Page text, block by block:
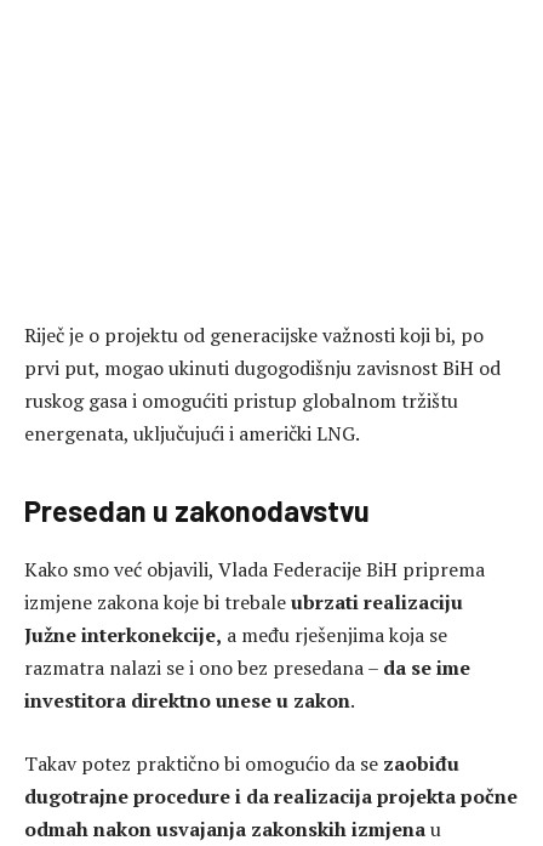
Riječ je o projektu od generacijske važnosti koji bi, po
prvi put, mogao ukinuti dugogodišnju zavisnost BiH od
ruskog gasa i omogućiti pristup globalnom tržištu
energenata, uključujući i američki LNG.
Presedan u zakonodavstvu
Kako smo već objavili, Vlada Federacije BiH priprema
izmjene zakona koje bi trebaleubrzati realizaciju
Južne interkonekcije, a među rješenjima koja se
razmatra nalazi se i ono bez presedana – da se ime
investitora direktno unese u zakon.
Takav potez praktično bi omogućio da se zaobiđu
dugotrajne procedure i da realizacija projekta počne
odmah nakon usvajanja zakonskih izmjenau